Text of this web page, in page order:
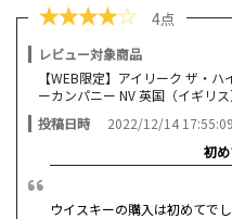
★★★★☆ 4点
レビュー対象商品
【WEB限定】アイリーク ザ・
ーカンパニー NV 英国（イギリ
投稿日時
2022/12/14 17:55:09
初
ウイスキーの購入は初めてで